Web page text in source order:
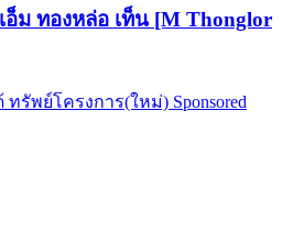
อ็ม ทองหล่อ เท็น [M Thonglor
ทรัพย์โครงการ(ใหม่) Sponsored